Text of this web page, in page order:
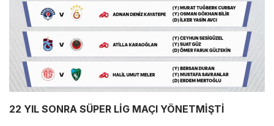
22 YIL SONRA SÜPER LİG MAÇI YÖNETMİŞTİ